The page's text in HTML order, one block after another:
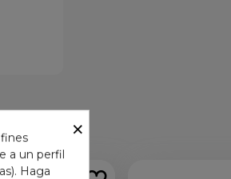
×
a un perfil
Haga